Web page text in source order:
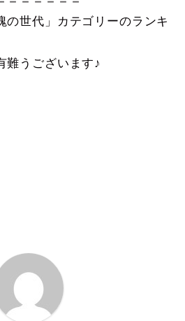
の世代」カテゴリーのランキ
難うございます♪